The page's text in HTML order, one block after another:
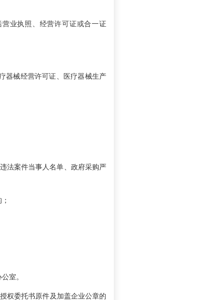
业执照、经营许可证或合一证
器械经营许可证、医疗器械生产
法案件当事人名单、政府采购严
室。
权委托书原件及加盖企业公章的